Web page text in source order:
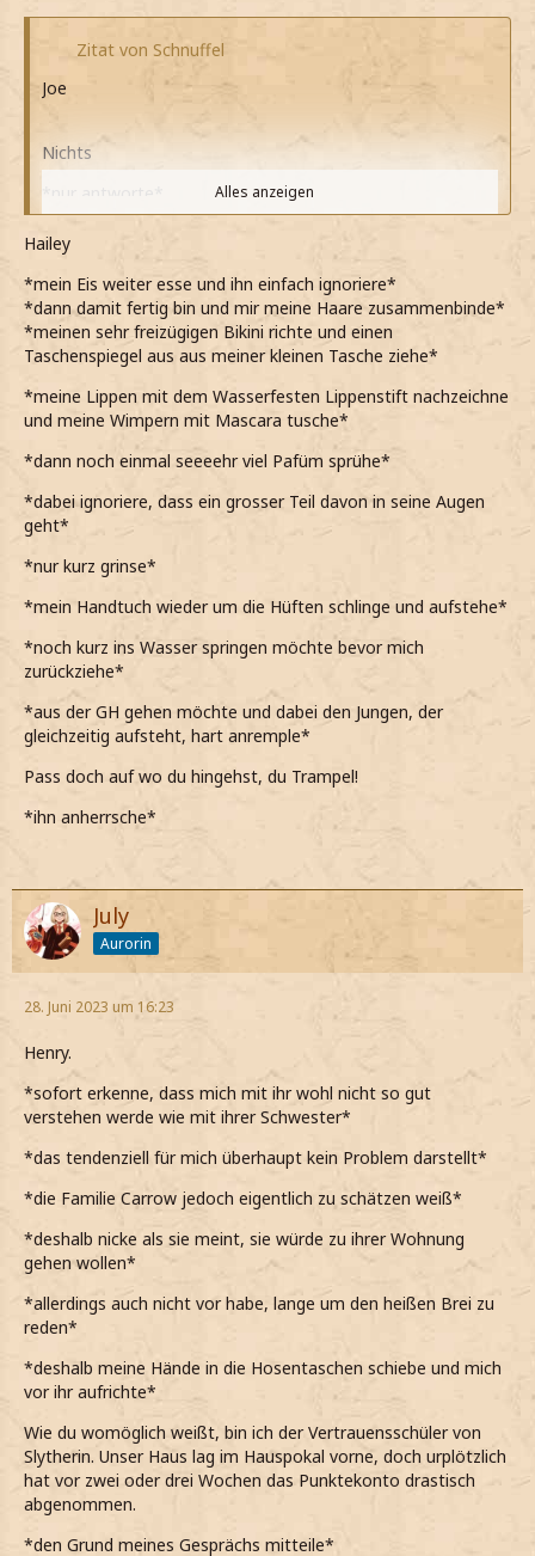
Zitat von Schnuffel
Joe
Nichts
*sie das Gesicht verzieht*
*keine Ahnung habe was sie jetzt gegen mich hat*
*lieber nichts sage*
Alles anzeigen
Hailey
*mein Eis weiter esse und ihn einfach ignoriere*
*dann damit fertig bin und mir meine Haare zusammenbinde*
*meinen sehr freizügigen Bikini richte und einen
Taschenspiegel aus aus meiner kleinen Tasche ziehe*
*meine Lippen mit dem Wasserfesten Lippenstift nachzeichne
und meine Wimpern mit Mascara tusche*
*dann noch einmal seeeehr viel Pafüm sprühe*
*dabei ignoriere, dass ein grosser Teil davon in seine Augen
geht*
*nur kurz grinse*
*mein Handtuch wieder um die Hüften schlinge und aufstehe*
*noch kurz ins Wasser springen möchte bevor mich
zurückziehe*
*aus der GH gehen möchte und dabei den Jungen, der
gleichzeitig aufsteht, hart anremple*
Pass doch auf wo du hingehst, du Trampel!
*ihn anherrsche*
July
Aurorin
28. Juni 2023 um 16:23
Henry.
*sofort erkenne, dass mich mit ihr wohl nicht so gut
verstehen werde wie mit ihrer Schwester*
*das tendenziell für mich überhaupt kein Problem darstellt*
*die Familie Carrow jedoch eigentlich zu schätzen weiß*
*deshalb nicke als sie meint, sie würde zu ihrer Wohnung
gehen wollen*
*allerdings auch nicht vor habe, lange um den heißen Brei zu
reden*
*deshalb meine Hände in die Hosentaschen schiebe und mich
vor ihr aufrichte*
Wie du womöglich weißt, bin ich der Vertrauensschüler von
Slytherin. Unser Haus lag im Hauspokal vorne, doch urplötzlich
hat vor zwei oder drei Wochen das Punktekonto drastisch
abgenommen.
*den Grund meines Gesprächs mitteile*